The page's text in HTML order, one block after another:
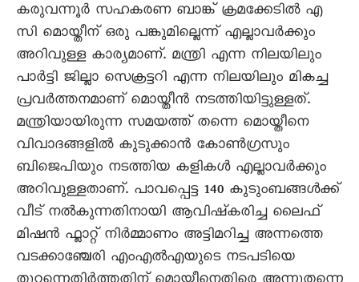
കരുവന്നൂർ സഹകരണ ബാങ്ക് ക്രമക്കേടിൽ എ
സി മൊയ്തീന് ഒരു പങ്കുമില്ലെന്ന് എല്ലാവർക്കും
അറിവുള്ള കാര്യമാണ്. മന്ത്രി എന്ന നിലയിലും
പാർട്ടി ജില്ലാ സെക്രട്ടറി എന്ന നിലയിലും മികച്ച
പ്രവർത്തനമാണ് മൊയ്തീൻ നടത്തിയിട്ടുള്ളത്.
മന്ത്രിയായിരുന്ന സമയത്ത് തന്നെ മൊയ്തീനെ
വിവാദങ്ങളിൽ കുടുക്കാൻ കോൺഗ്രസും
ബിജെപിയും നടത്തിയ കളികൾ എല്ലാവർക്കും
അറിവുള്ളതാണ്. പാവപ്പെട്ട 140 കുടുംബങ്ങൾക്ക്
വീട് നൽകുന്നതിനായി ആവിഷ്കരിച്ച ലൈഫ്
മിഷൻ ഫ്ലാറ്റ് നിർമ്മാണം അട്ടിമറിച്ച അന്നത്തെ
വടക്കാഞ്ചേരി എംഎൽഎയുടെ നടപടിയെ